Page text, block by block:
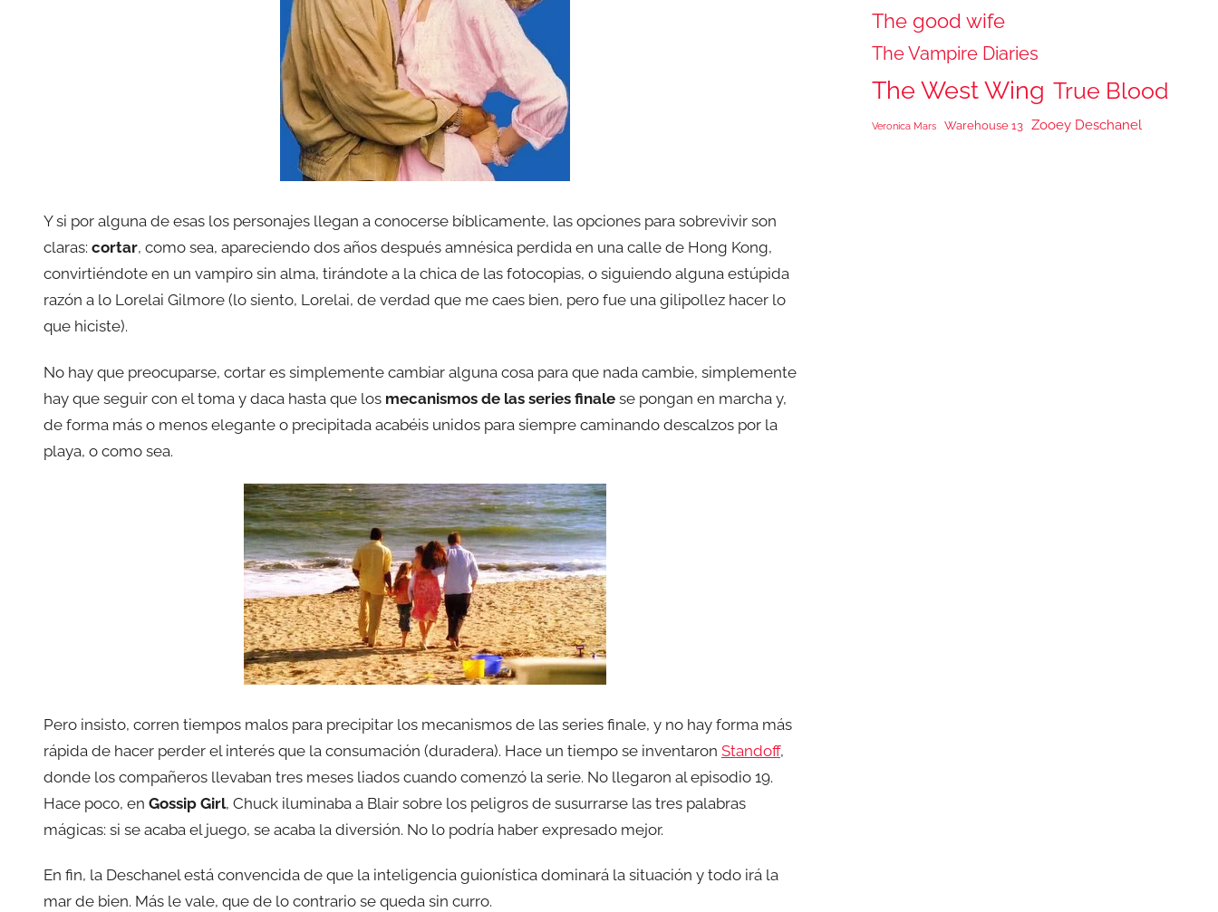
Y si por alguna de esas los personajes llegan a conocerse bíblicamente, las opciones para sobrevivir son
claras: cortar, como sea, apareciendo dos años después amnésica perdida en una calle de Hong Kong,
convirtiéndote en un vampiro sin alma, tirándote a la chica de las fotocopias, o siguiendo alguna estúpida
razón a lo Lorelai Gilmore (lo siento, Lorelai, de verdad que me caes bien, pero fue una gilipollez hacer lo
que hiciste).
No hay que preocuparse, cortar es simplemente cambiar alguna cosa para que nada cambie, simplemente
hay que seguir con el toma y daca hasta que los mecanismos de las series finale se pongan en marcha y,
de forma más o menos elegante o precipitada acabéis unidos para siempre caminando descalzos por la
playa, o como sea.
Pero insisto, corren tiempos malos para precipitar los mecanismos de las series finale, y no hay forma más
rápida de hacer perder el interés que la consumación (duradera). Hace un tiempo se inventaron Standoff,
donde los compañeros llevaban tres meses liados cuando comenzó la serie. No llegaron al episodio 19.
Hace poco, en Gossip Girl, Chuck iluminaba a Blair sobre los peligros de susurrarse las tres palabras
mágicas: si se acaba el juego, se acaba la diversión. No lo podría haber expresado mejor.
En fin, la Deschanel está convencida de que la inteligencia guionística dominará la situación y todo irá la
mar de bien. Más le vale, que de lo contrario se queda sin curro.
The good wife
The Vampire Diaries
The West Wing True Blood
Veronica Mars Warehouse 13 Zooey Deschanel